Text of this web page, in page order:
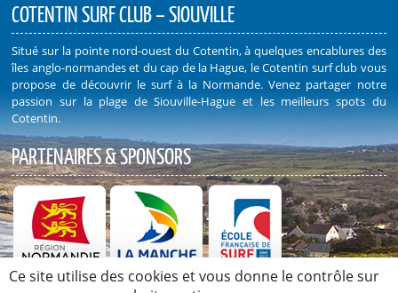
COTENTIN SURF CLUB – SIOUVILLE
Situé sur la pointe nord-ouest du Cotentin, à quelques encablures des
îles anglo-normandes et du cap de la Hague, le Cotentin surf club vous
propose de découvrir le surf à la Normande. Venez partager notre
passion sur la plage de Siouville-Hague et les meilleurs spots du
Cotentin.
PARTENAIRES & SPONSORS
Découvrez nos Partenaires et Sponsors
Ce site utilise des cookies et vous donne le contrôle sur